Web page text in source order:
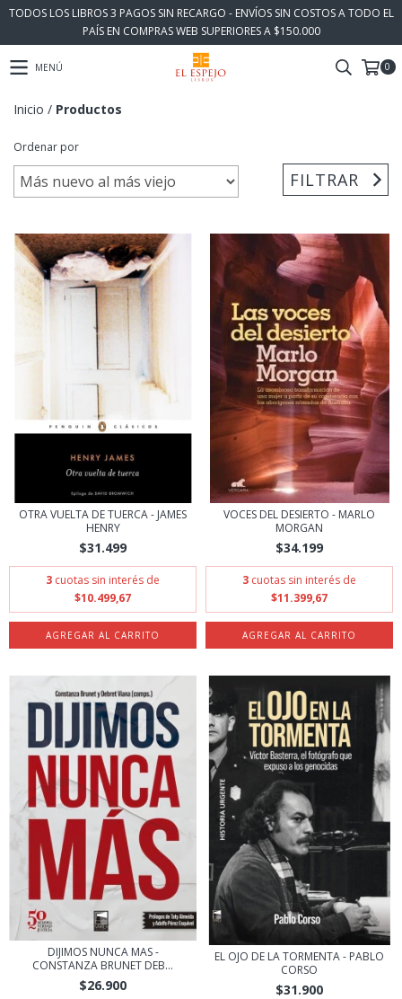
TODOS LOS LIBROS 3 PAGOS SIN RECARGO - ENVÍOS SIN COSTOS A TODO EL
PAÍS EN COMPRAS WEB SUPERIORES A $150.000
MENÚ 0
Inicio / Productos
Ordenar por
FILTRAR
OTRA VUELTA DE TUERCA - JAMES
HENRY
$31.499
3 cuotas sin interés de
$10.499,67
VOCES DEL DESIERTO - MARLO
MORGAN
$34.199
3 cuotas sin interés de
$11.399,67
DIJIMOS NUNCA MAS -
CONSTANZA BRUNET DEB...
$26.900
EL OJO DE LA TORMENTA - PABLO
CORSO
$31.900